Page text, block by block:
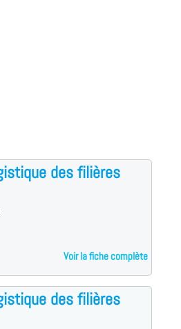
des filières
Voir la fiche complète
des filières